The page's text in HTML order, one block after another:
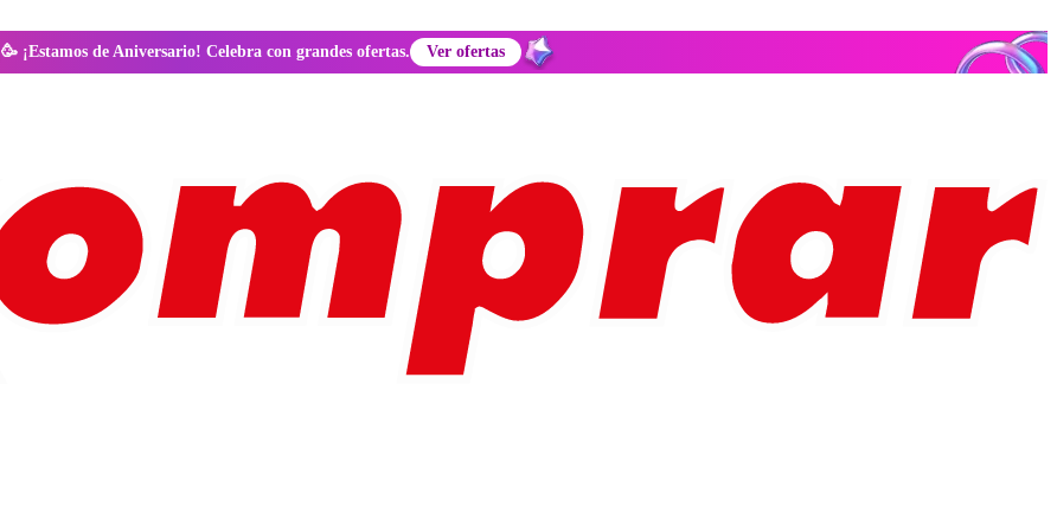
🥳 ¡Estamos de Aniversario! Celebra con grandes ofertas. Ver ofertas